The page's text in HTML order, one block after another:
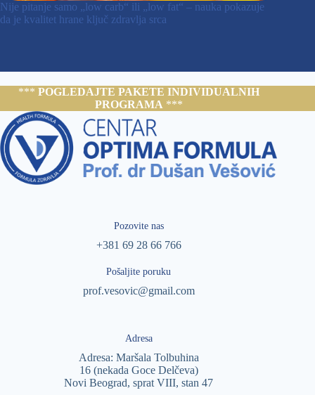
Nije pitanje samo „low carb“ ili „low fat“ – nauka pokazuje
da je kvalitet hrane ključ zdravlja srca
*** POGLEDAJTE PAKETE INDIVIDUALNIH
PROGRAMA ***
Pozovite nas
+381 69 28 66 766
Pošaljite poruku
prof.vesovic@gmail.com
Adresa
Adresa: Maršala Tolbuhina
16 (nekada Goce Delčeva)
Novi Beograd, sprat VIII, stan 47